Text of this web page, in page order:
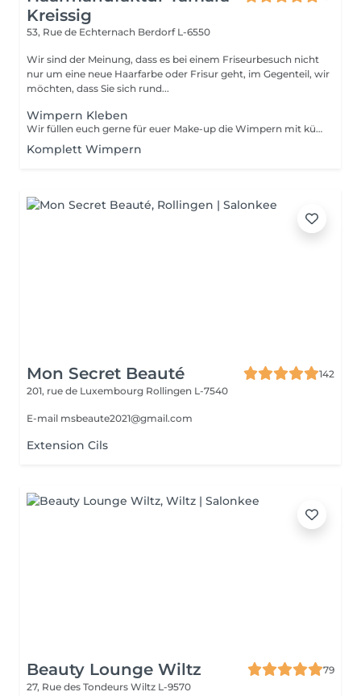
Kreissig
53, Rue de Echternach Berdorf L-6550
Wir sind der Meinung, dass es bei einem Friseurbesuch nicht
nur um eine neue Haarfarbe oder Frisur geht, im Gegenteil, wir
möchten, dass Sie sich rund...
Wimpern Kleben
Wir füllen euch gerne für euer Make-up die Wimpern mit künstlichen Wimpern
Komplett Wimpern
Mon Secret Beauté
142
201, rue de Luxembourg Rollingen L-7540
E-mail msbeaute2021@gmail.com
Extension Cils
Beauty Lounge Wiltz
79
27, Rue des Tondeurs Wiltz L-9570